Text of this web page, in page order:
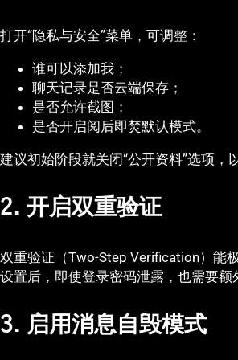
打开“隐私与安全”菜单，可调整：
谁可以添加我；
聊天记录是否云端保存；
是否允许截图；
是否开启阅后即焚默认模式。
建议初始阶段就关闭“公开资料”选项，
2. 开启双重验证
双重验证（Two-Step Verification）能
设置后，即使登录密码泄露，也需要
3. 启用消息自毁模式